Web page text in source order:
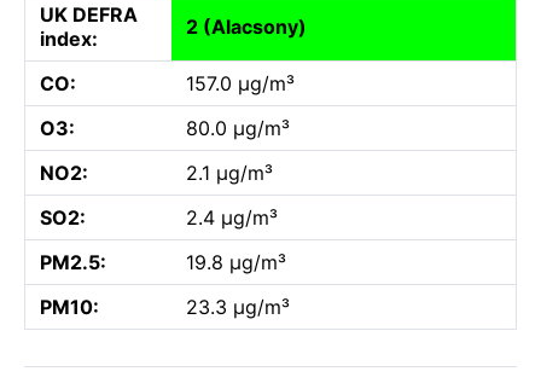
UK DEFRA
index:
2 (Alacsony)
CO:
157.0 µg/m³
O3:
80.0 µg/m³
NO2:
2.1 µg/m³
SO2:
2.4 µg/m³
PM2.5:
19.8 µg/m³
PM10:
23.3 µg/m³